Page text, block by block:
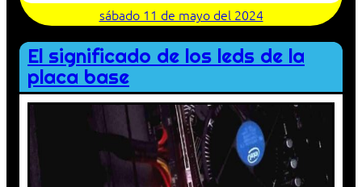
sábado 11 de mayo del 2024
El significado de los leds de la
placa base